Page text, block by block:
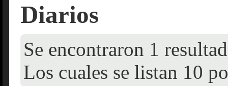
Diarios
Se encontraron 1
Los cuales se listan 10